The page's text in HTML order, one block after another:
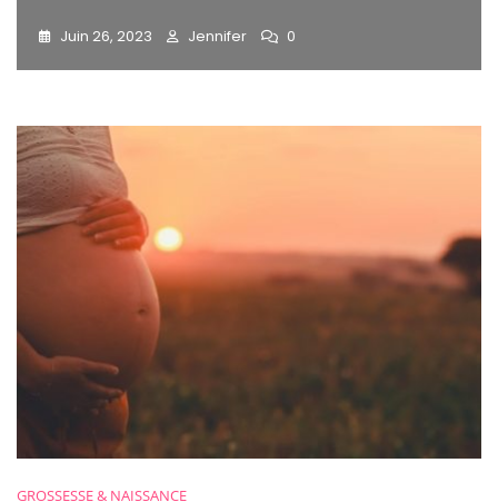
Juin 26, 2023 Jennifer 0
GROSSESSE & NAISSANCE